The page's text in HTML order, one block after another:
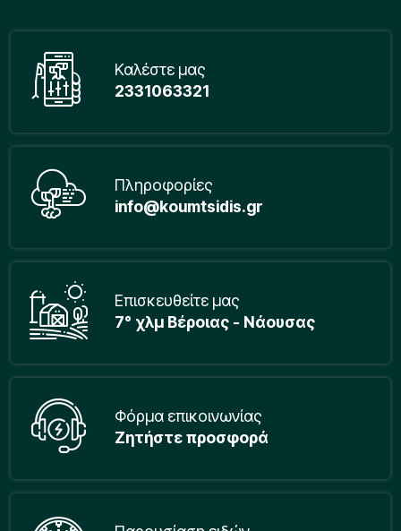
Καλέστε μας
2331063321
Πληροφορίες
info@koumtsidis.gr
Επισκευθείτε μας
7° χλμ Βέροιας - Νάουσας
Φόρμα επικοινωνίας
Ζητήστε προσφορά